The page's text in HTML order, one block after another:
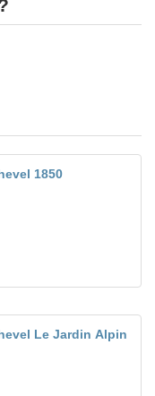
1850
Le Jardin Alpin